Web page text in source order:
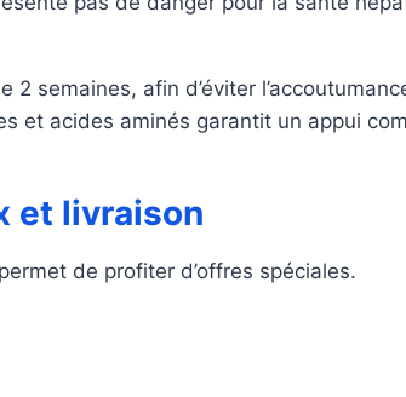
semaines, afin d’éviter
et acides aminés garantit un appui
et livraison
de profiter d’offres spéciales.